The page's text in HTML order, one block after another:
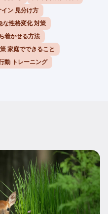
ン 見分け方
な性格変化 対策
着かせる方法
家庭でできること
動 トレーニング